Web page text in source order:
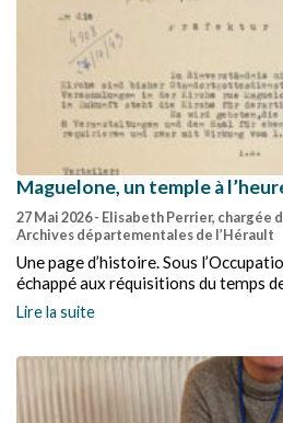
Maguelone, un temple à
27 Mai 2026- Elisabeth Perrier, chargée
Archives départementales de l’Hérault
Une page d’histoire. Sous
échappé aux réquisitions du temps
propose l’exemple du temple de la
Lire la suite